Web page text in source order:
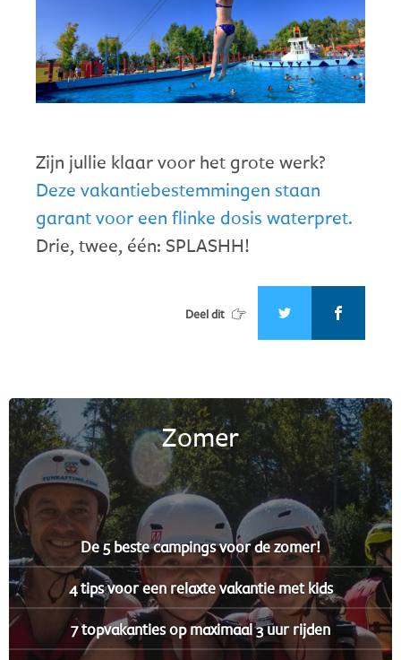
Zijn jullie klaar voor het grote werk?
Deze vakantiebestemmingen staan
garant voor een flinke dosis waterpret.
Drie, twee, één: SPLASHH!
Deel dit
Zomer
De 5 beste campings voor de zomer!
4 tips voor een relaxte vakantie met kids
7 topvakanties op maximaal 3 uur rijden